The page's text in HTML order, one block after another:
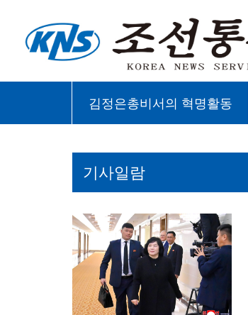
김정은총비서의 혁명활동
기사일람